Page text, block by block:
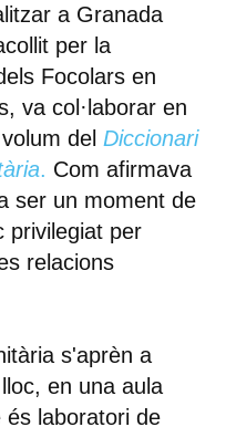
a Granada
per la
Focolars en
va col·laborar en
del Diccionari
. Com afirmava
ser un moment de
privilegiat per
relacions
s'aprèn a
en una aula
laboratori de